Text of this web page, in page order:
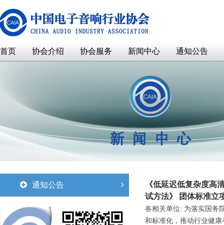
首页 协会介绍 协会服务 新闻中心 通知公告
通知公告
《低延迟低复杂度高
试方法》 团体标准立
各相关单位: 为落实国务
和标准化，推动行业健